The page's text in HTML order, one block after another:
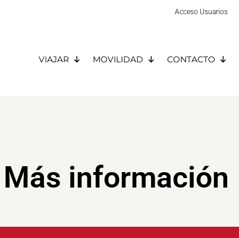
Acceso Usuarios
VIAJAR MOVILIDAD CONTACTO
Más información